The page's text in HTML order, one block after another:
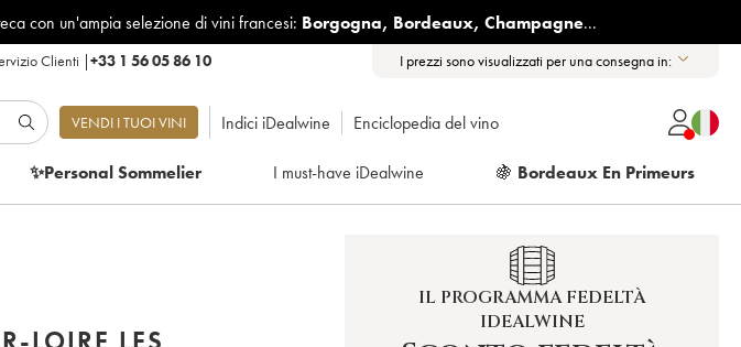
con un'ampia selezione di vini francesi: Borgogna, Bordeaux, Champagne...
Clienti |+33 1 56 05 86 10 I prezzi sono visualizzati per una consegna in:
VENDI I TUOI VINI Indici iDealwine Enciclopedia del vino
✨Personal Sommelier I must-have iDealwine 🍇 Bordeaux En Primeurs
IL PROGRAMMA FEDELTÀ
IDEALWINE